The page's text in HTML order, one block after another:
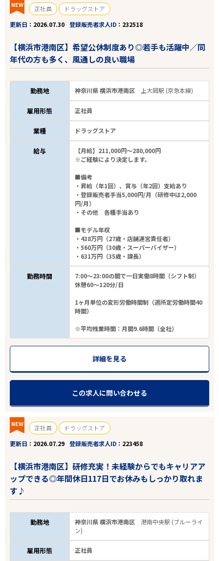
NEW 正社員
ドラッグストア
更新日
2026.07.30 登録販売者求人ID 232518
【横浜市港南区】希望公休制度あり◎若手も活躍中／同
年代の方も多く、風通しの良い職場
勤務地 神奈川県 横浜市港南区 上大岡駅 (京急本線)
雇用形態 正社員
業種 ドラッグストア
給与
【月給】211,000円～280,000円
※ご経験により決定します。
■備考
・昇給（年1回）、賞与（年2回）支給あり
・登録販売者手当5,000円/月（研修中は2,000
円/月）
・その他 各種手当あり
■モデル年収
・438万円（27歳・店舗運営責任者）
・560万円（30歳・スーパーバイザー）
・631万円（35歳・課長）
勤務時間
7:00～23:00の間で一日実働8時間（シフト制）
休憩60～120分/日
1ヶ月単位の変形労働時間制（週所定労働時間40
時間）
※平均残業時間：月間9.6時間（全社）
詳細を見る
この求人に問い合わせる
NEW 正社員
ドラッグストア
更新日
2026.07.29 登録販売者求人ID 223458
【横浜市港南区】研修充実！未経験からでもキャリアア
ップできる◎年間休日117日でお休みもしっかり取れま
す♪
勤務地 神奈川県 横浜市港南区港南中央駅 (ブルーライ
ン)
雇用形態 正社員